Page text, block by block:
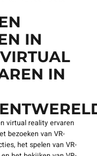
voor de
is de hoge kosten
de andere kant
van storytelling,
van een breder
IN
IN